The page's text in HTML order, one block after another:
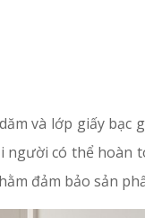
và lớp giấy bạc
người có thể hoàn
đảm bảo sản